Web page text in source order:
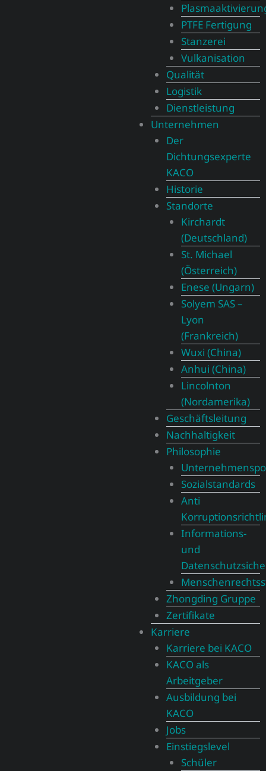
PTFE Fertigung
Stanzerei
Vulkanisation
Qualität
Logistik
Dienstleistung
Unternehmen
Der
Dichtungsexperte
KACO
Historie
Standorte
Kirchardt
(Deutschland)
St. Michael
(Österreich)
Enese (Ungarn)
Solyem SAS –
Lyon
(Frankreich)
Wuxi (China)
Anhui (China)
Lincolnton
(Nordamerika)
Geschäftsleitung
Nachhaltigkeit
Philosophie
Sozialstandards
Anti
Informations-
und
Zhongding Gruppe
Zertifikate
Karriere
Karriere bei KACO
KACO als
Arbeitgeber
Ausbildung bei
KACO
Jobs
Einstiegslevel
Schüler